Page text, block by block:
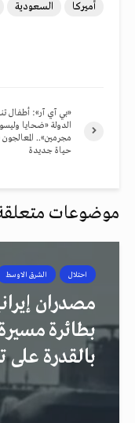
أميركا السعودية
«بي آي آر»: أطفال
الدولة «ضحايا
مجرمين».. المعالجون
حياة جديدة
موضوعات
احتلال الشرق الاوسط
مصدران
بطائرة
بالقدرة على